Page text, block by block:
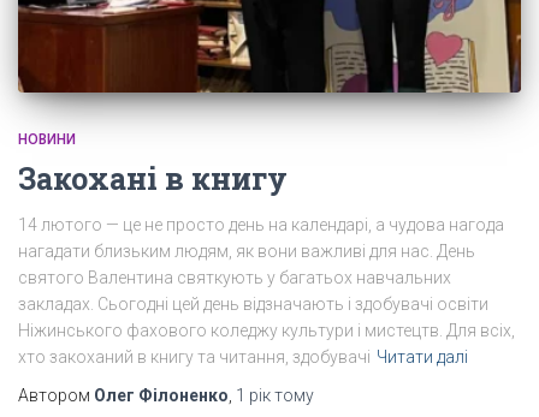
НОВИНИ
Закохані в книгу
14 лютого — це не просто день на календарі, а чудова нагода
нагадати близьким людям, як вони важливі для нас. День
святого Валентина святкують у багатьох навчальних
закладах. Сьогодні цей день відзначають і здобувачі освіти
Ніжинського фахового коледжу культури і мистецтв. Для всіх,
хто закоханий в книгу та читання, здобувачі Читати далі
Автором Олег Філоненко 1 ріктому